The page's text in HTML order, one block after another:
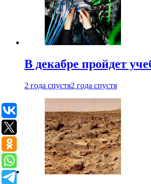
В декабре пройдет
2 года спустя2 года спустя